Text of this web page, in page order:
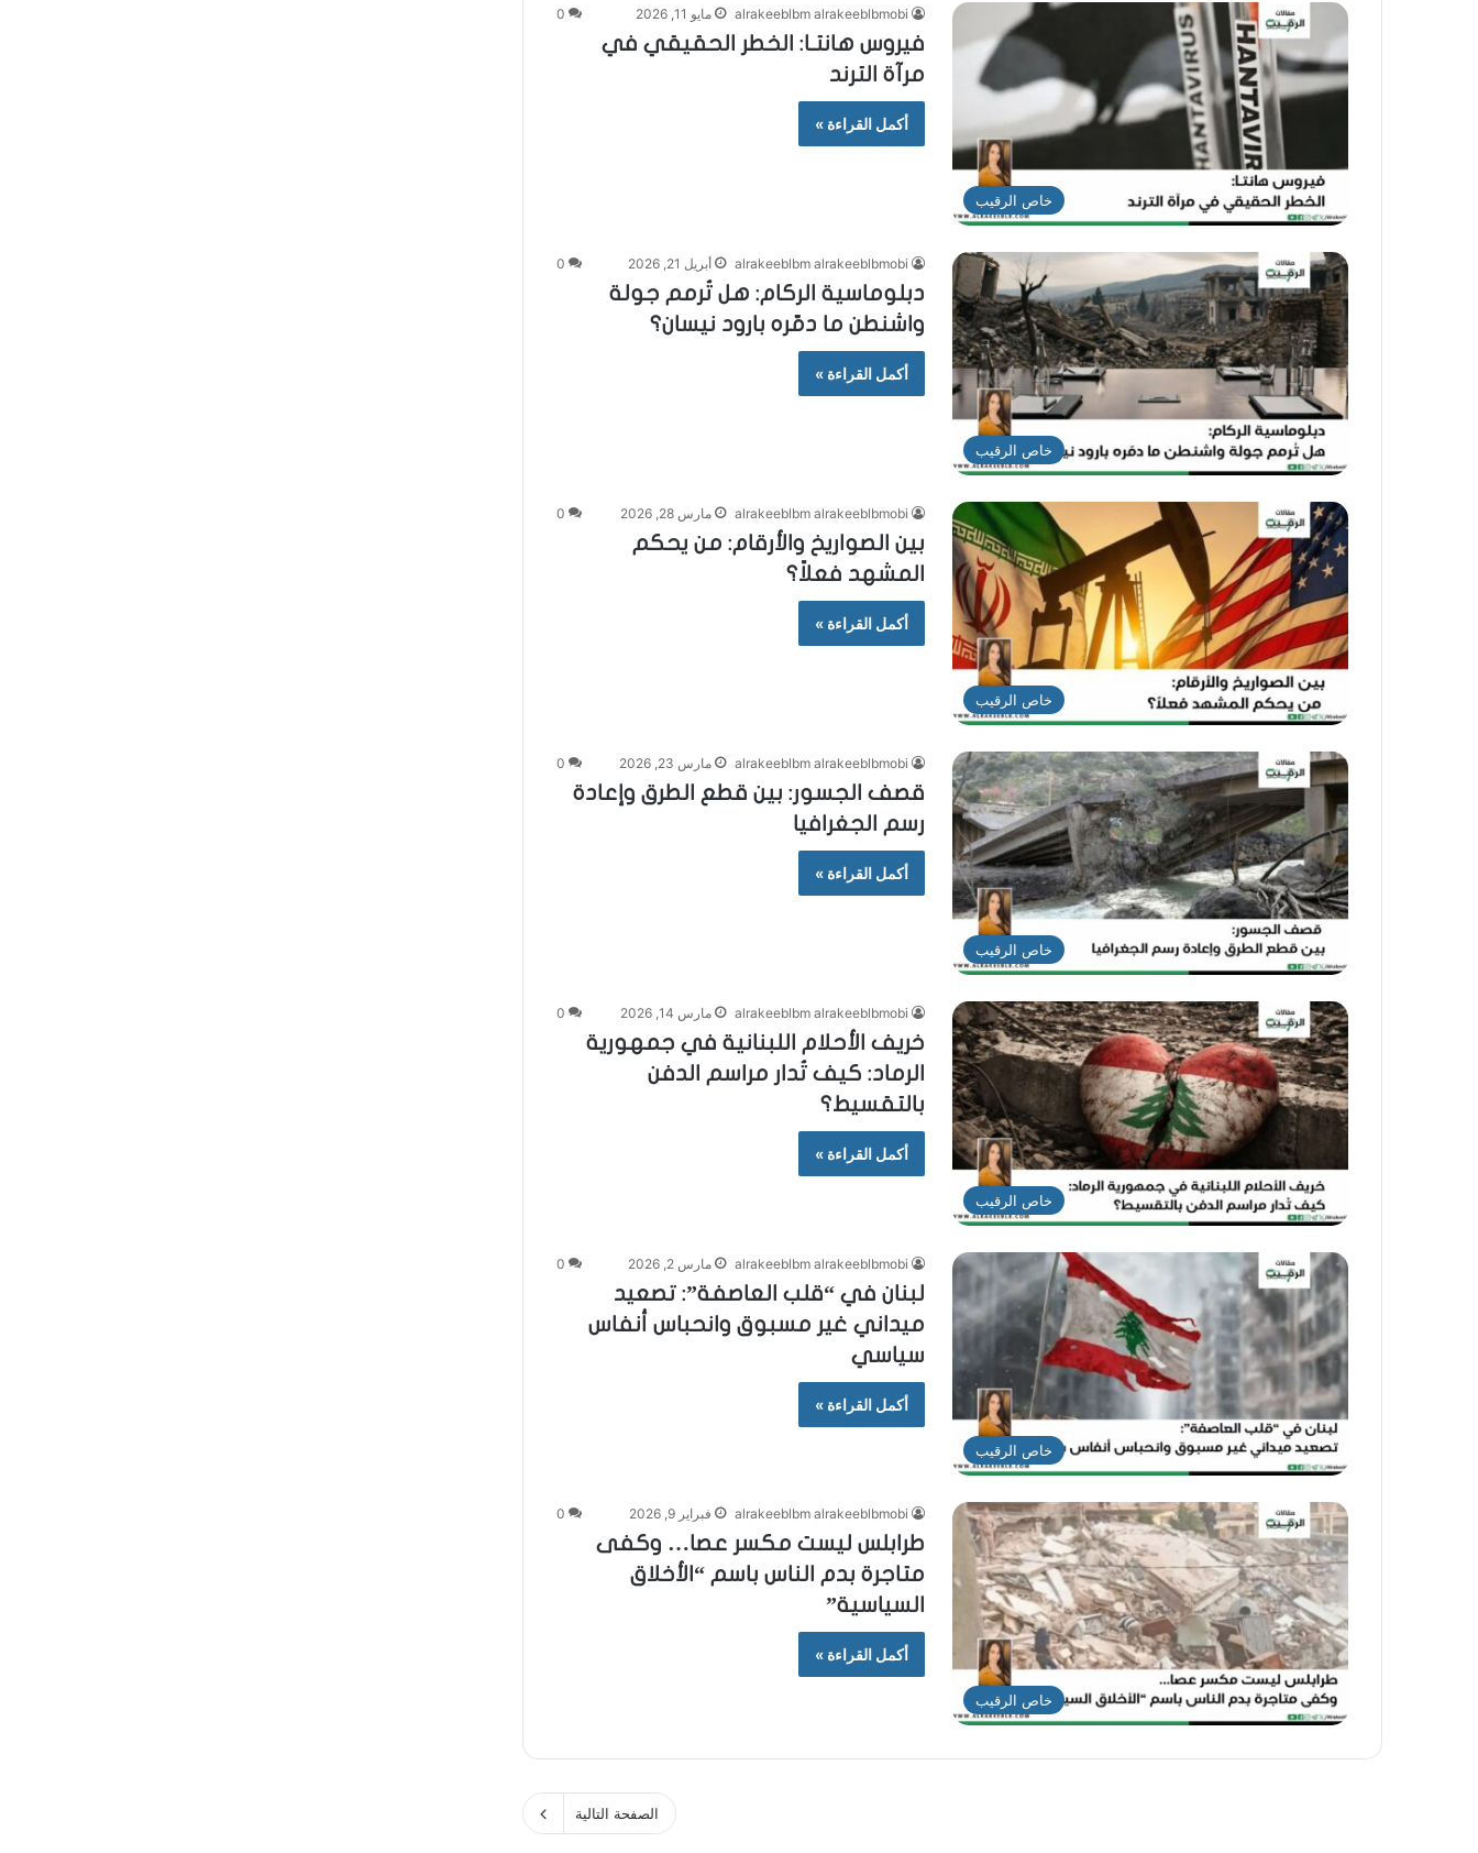
خاص الرقيب
alrakeeblbm alrakeeblbmobi مايو 11, 2026 0
فيروس هانتـا: الخطر الحقيقي في
مرآة الترند
أكمل القراءة »
خاص الرقيب
alrakeeblbm alrakeeblbmobi أبريل 21, 2026 0
دبلوماسية الركام: هل تُرمم جولة
واشنطن ما دمّره بارود نيسان؟
أكمل القراءة »
خاص الرقيب
alrakeeblbm alrakeeblbmobi مارس 28, 2026 0
بين الصواريخ والأرقام: من يحكم
المشهد فعلاً؟
أكمل القراءة »
خاص الرقيب
alrakeeblbm alrakeeblbmobi مارس 23, 2026 0
قصف الجسور: بين قطع الطرق وإعادة
رسم الجغرافيا
أكمل القراءة »
خاص الرقيب
alrakeeblbm alrakeeblbmobi مارس 14, 2026 0
خريف الأحلام اللبنانية في جمهورية
الرماد: كيف تُدار مراسم الدفن
بالتقسيط؟
أكمل القراءة »
خاص الرقيب
alrakeeblbm alrakeeblbmobi مارس 2, 2026 0
لبنان في “قلب العاصفة”: تصعيد
ميداني غير مسبوق وانحباس أنفاس
سياسي
أكمل القراءة »
خاص الرقيب
alrakeeblbm alrakeeblbmobi فبراير 9, 2026 0
طرابلس ليست مكسر عصا… وكفى
متاجرة بدم الناس باسم “الأخلاق
السياسية”
أكمل القراءة »
الصفحة التالية